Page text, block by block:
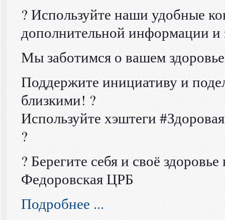
? Используйте наши удобные
дополнительной информации и
Мы заботимся о вашем
Поддержите инициативу и
близкими! ?
Используйте хэштеги
?
? Берегите себя и своё
Федоровская ЦРБ
Подробнее ...